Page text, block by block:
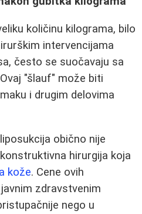
količinu kilograma, bilo
intervencijama
često se suočavaju sa
"šlauf" može biti
i drugim delovima
obično nije
hirurgija koja
kože. Cene ovih
zdravstvenim
nego u